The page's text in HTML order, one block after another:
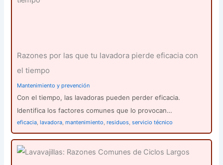
Razones por las que tu lavadora pierde eficacia con
el tiempo
Mantenimiento y prevención
Con el tiempo, las lavadoras pueden perder eficacia.
Identifica los factores comunes que lo provocan…
eficacia,lavadora,mantenimiento,residuos,servicio técnico